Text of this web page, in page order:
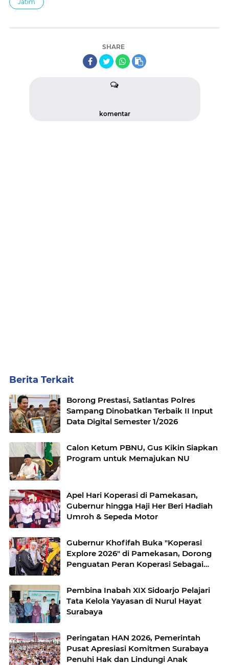
Jatim
SHARE
komentar
Berita Terkait
Borong Prestasi, Satlantas Polres
Sampang Dinobatkan Terbaik II Input
Data Digital Semester 1/2026
Calon Ketum PBNU, Gus Kikin Siapkan
Program untuk Memajukan NU
Apel Hari Koperasi di Pamekasan,
Gubernur hingga Haji Her Beri Hadiah
Umroh & Sepeda Motor
Gubernur Khofifah Buka "Koperasi
Explore 2026" di Pamekasan, Dorong
Penguatan Peran Koperasi Sebagai
Sekaligus Perluas Akses Promosi
Pelaku UMKM
Pembina Inabah XIX Sidoarjo Pelajari
Tata Kelola Yayasan di Nurul Hayat
Surabaya
Peringatan HAN 2026, Pemerintah
Pusat Apresiasi Komitmen Surabaya
Penuhi Hak dan Lindungi Anak